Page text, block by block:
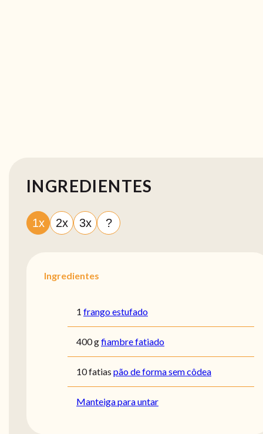
INGREDIENTES
1x 2x 3x ?
Ingredientes
1 frango estufado
400 gfiambre fatiado
10 fatias pão de forma sem côdea
Manteiga para untar